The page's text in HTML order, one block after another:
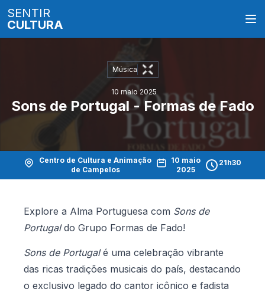
SENTIR
CULTURA
Música
10 maio 2025
Sons de Portugal - Formas de Fado
Centro de Cultura e Animação
de Campelos
10 maio
2025
21h30
Explore a Alma Portuguesa com Sons de
Portugaldo Grupo Formas de Fado!
Sons de Portugalé uma celebração vibrante
das ricas tradições musicais do país, destacando
o exclusivo legado do cantor icônico e fadista